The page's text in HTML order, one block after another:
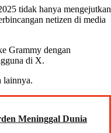
tidak hanya mengejutkan
netizen di media
Grammy dengan
di X.
lainnya.
Meninggal Dunia